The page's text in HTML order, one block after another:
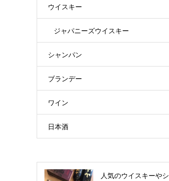
ウイスキー
ジャパニーズウイスキー
シャンパン
ブランデー
ワイン
日本酒
人気のウイスキーやシ